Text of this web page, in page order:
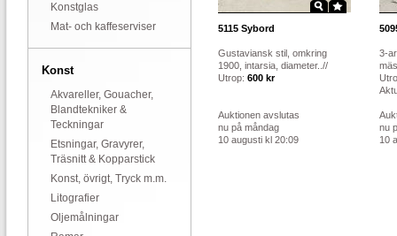
Konstglas
Mat- och kaffeserviser
Konst
Akvareller, Gouacher,
Blandtekniker &
Teckningar
Etsningar, Gravyrer,
Träsnitt & Kopparstick
Konst, övrigt, Tryck m.m.
Litografier
Oljemålningar
5115 Sybord
Gustaviansk stil, omkring
1900, intarsia, diameter..//
Utrop: 600 kr
Auktionen avslutas
nu på måndag
10 augusti kl 20:09
3-
nu
10